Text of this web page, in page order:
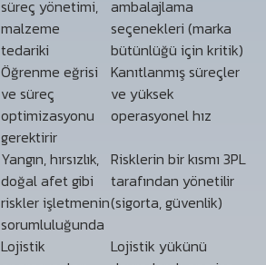
süreç yönetimi,
malzeme
tedariki
ambalajlama
seçenekleri (marka
bütünlüğü için kritik)
Öğrenme eğrisi
ve süreç
optimizasyonu
gerektirir
Kanıtlanmış süreçler
ve yüksek
operasyonel hız
Yangın, hırsızlık,
doğal afet gibi
riskler işletmenin
sorumluluğunda
Risklerin bir kısmı 3PL
tarafından yönetilir
(sigorta, güvenlik)
Lojistik
Lojistik yükünü